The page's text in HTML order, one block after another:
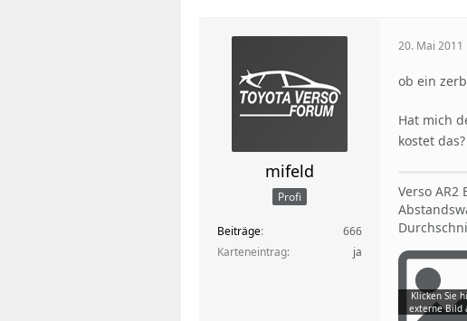
mifeld
Profi
Beiträge
666
Karteneintrag
ja
20. Mai 2011
ob ein
Hat mich
kostet
Verso